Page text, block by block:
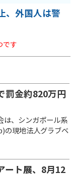
、外国人は警
です
罰金約820万円
は、シンガポール系
の現地法人グラブベ
ート展、8月12